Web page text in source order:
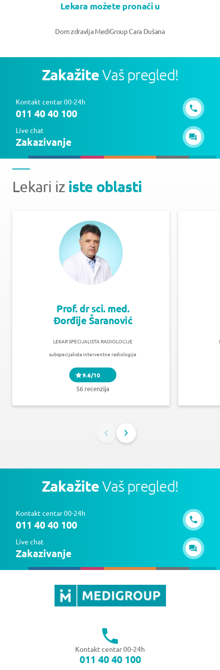
Lekara možete pronaći u
Dom zdravlja MediGroup Cara Dušana
ZakažiteVaš pregled!
Kontakt centar 00-24h
011 40 40 100
Live chat
Zakazivanje
Lekari iz iste oblasti
Prof. dr sci. med.
Đorđije Šaranović
LEKAR SPECIJALISTA RADIOLOGIJE
subspecijalista interventne radiologije
9.6/10
56 recenzija
ZakažiteVaš pregled!
Kontakt centar 00-24h
011 40 40 100
Live chat
Zakazivanje
Kontakt centar 00-24h
011 40 40 100